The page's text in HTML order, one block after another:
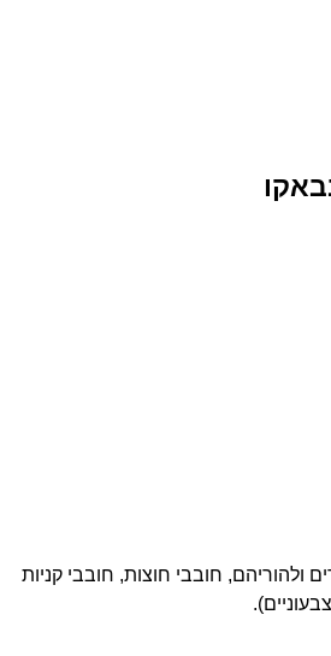
ולהוריהם, חובבי חוצות, חובבי קניות